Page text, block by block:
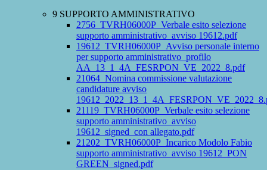
9 SUPPORTO AMMINISTRATIVO
2756_TVRH06000P_Verbale esito selezione
supporto amministrativo_avviso 19612.pdf
19612_TVRH06000P_Avviso personale interno
per supporto amministrativo_profilo
AA_13_1_4A_FESRPON_VE_2022_8.pdf
21064_Nomina commissione valutazione
candidature avviso
21119_TVRH06000P_Verbale esito selezione
supporto amministrativo_avviso
19612_signed_con allegato.pdf
21202_TVRH06000P_Incarico Modolo Fabio
supporto amministrativo_avviso 19612_PON
GREEN_signed.pdf